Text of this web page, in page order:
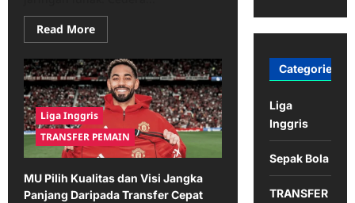
Read MoreRead
more
Cedera
Bruno
Fernandes
Jadi
Ujian
Kepemimpinan
Manchester
United
di
Era
Ruben
Amorim
Liga Inggris
TRANSFER PEMAIN
MU Pilih Kualitas dan Visi Jangka
Panjang Daripada Transfer Cepat
Categories
Liga
Inggris
Sepak Bola
TRANSFER